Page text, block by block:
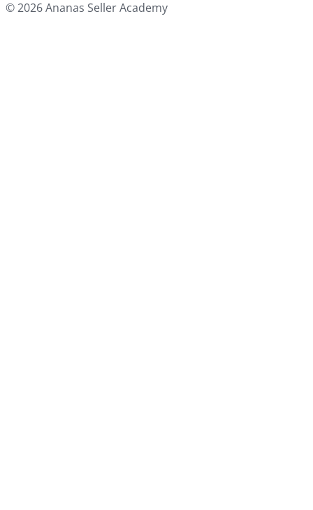
© 2026 Ananas Seller Academy